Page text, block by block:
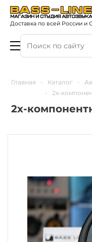
Доставка по всей России и
Главная - Каталог -
-
2х-
2х-